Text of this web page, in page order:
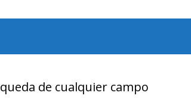
de cualquier campo